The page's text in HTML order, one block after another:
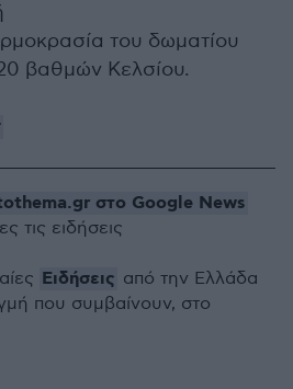
του δωματίου
βαθμών Κελσίου.
στο Google News
τις ειδήσεις
Ειδήσεις από την Ελλάδα
που συμβαίνουν, στο